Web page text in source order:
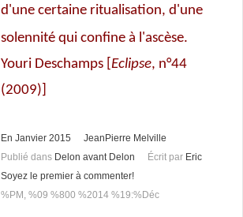
d'une certaine ritualisation, d'une
solennité qui confine à l'ascèse.
Youri Deschamps [Eclipse, n°44
(2009)]
En Janvier 2015
JeanPierre Melville
Publié dans Delon avant Delon Écrit par Eric
Soyez le premier à commenter!
%PM, %09 %800 %2014 %19:%Déc